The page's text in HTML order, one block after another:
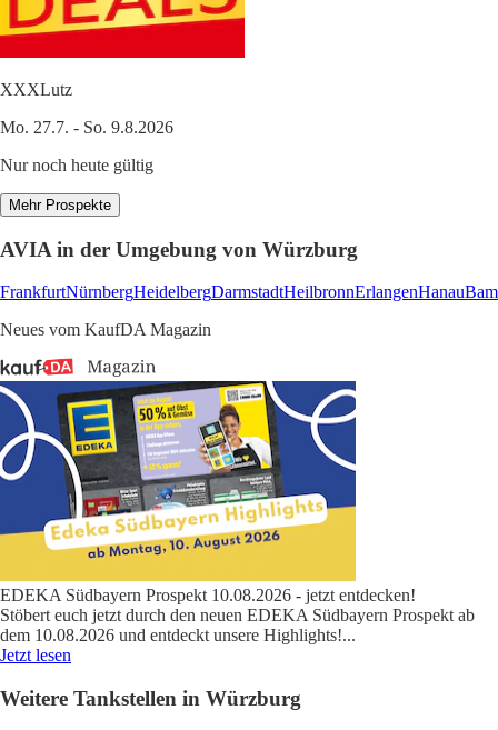
XXXLutz
Mo. 27.7. - So. 9.8.2026
Nur noch heute gültig
Mehr Prospekte
AVIA in der Umgebung von Würzburg
FrankfurtNürnbergHeidelbergDarmstadtHeilbronnErlangenHanau
Neues vom KaufDA Magazin
EDEKA Südbayern Prospekt 10.08.2026 - jetzt entdecken!
Stöbert euch jetzt durch den neuen EDEKA Südbayern Prospekt ab
dem 10.08.2026 und entdeckt unsere Highlights!...
Jetzt lesen
Weitere Tankstellen in Würzburg